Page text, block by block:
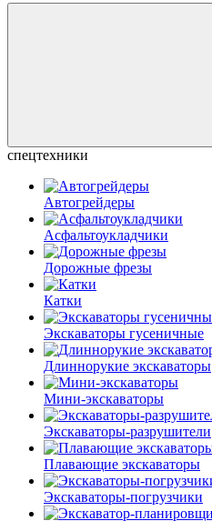
спецтехники
Автогрейдеры
Асфальто­укладчики
Дорожные фрезы
Катки
Экскаваторы гусеничные
Длиннорукие экскаваторы
Мини-экскаваторы
Экскаваторы-разрушители
Плавающие экскаваторы
Экскаваторы-погрузчики